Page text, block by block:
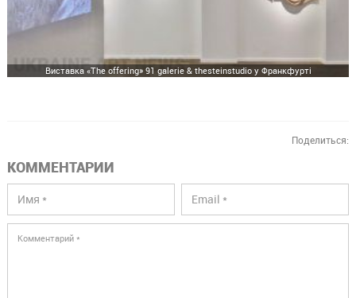
Виставка «The offering» 91 galerie & thesteinstudio у Франкфурті
Поделиться:
КОММЕНТАРИИ